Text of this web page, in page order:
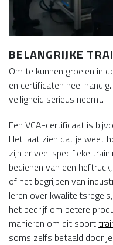
BELANGRIJKE
Om te kunnen groeien in
en certificaten heel
veiligheid serieus neemt.
Een VCA-certificaat is
Het laat zien dat je weet
zijn er veel specifieke
bedienen van een
of het begrijpen van
leren over
het bedrijf om betere
manieren om dit soort
soms zelfs betaald door